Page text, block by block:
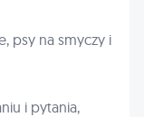
psy na smyczy i
i pytania,